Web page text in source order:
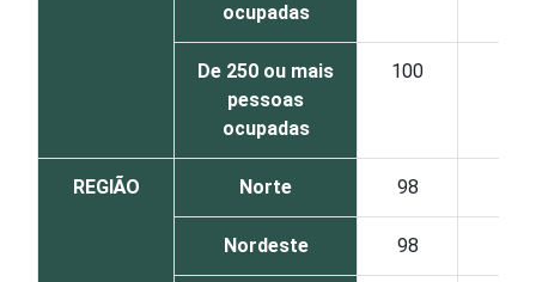
ocupadas
De 250 ou mais
pessoas
ocupadas
100
REGIÃO Norte 98
Nordeste 98